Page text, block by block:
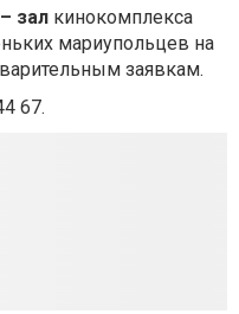
зал кинокомплекса
мариупольцев на
заявкам.
67.